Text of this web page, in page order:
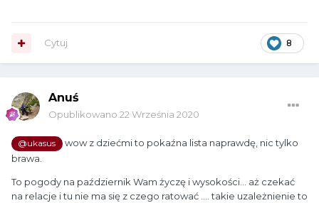
8
Cytuj
Anuś
Opublikowano 22 Września 2020
@ukasus
wow z dziećmi to pokaźna lista naprawdę, nic tylko
brawa.
To pogody na październik Wam życzę i wysokości... aż czekać
na relacje i tu nie ma się z czego ratować .... takie uzależnienie to